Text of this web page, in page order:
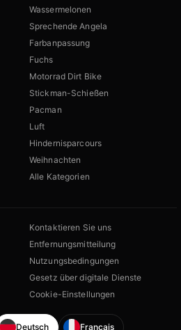
Wassermelonen
Sprechende Angela
Farbanpassung
Fuchs
Motorrad Dirt Bike
Stickman-Schießen
Pacman
Luft
Hindernisparcours
Weihnachten
Alle Kategorien
Kontaktieren Sie uns
Entfernungsmitteilung
Nutzungsbedingungen
Gesetz über digitale Dienste
Cookie-Einstellungen
Deutsch Français